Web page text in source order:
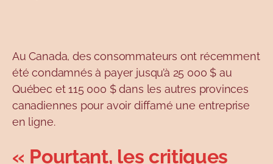
Au Canada, des consommateurs ont récemment
été condamnés à payer jusqu’à 25 000 $ au
Québec et 115 000 $ dans les autres provinces
canadiennes pour avoir diffamé une entreprise
en ligne.
« Pourtant, les critiques